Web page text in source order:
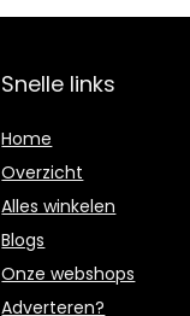
Snelle links
Home
Overzicht
Alles winkelen
Blogs
Onze webshops
Adverteren?